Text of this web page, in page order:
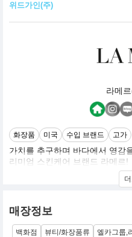
위드가인(주)
라메
화장품 미국 수입 브랜드 고가
가치를 추구하며 바다에서 영감
리미엄 스킨케어 브랜드 라메르!
개발자 자신의 화상을 치유하고
매장정보
백화점 뷰티/화장품류 엘카그룹,